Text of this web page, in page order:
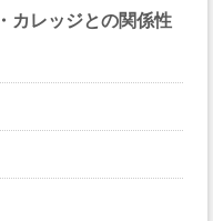
カレッジとの関係性